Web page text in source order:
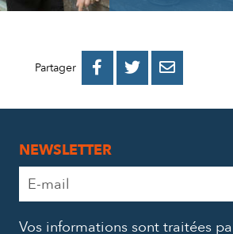
Partager 
PARTAGER
PARTAGER

NEWSLETTER
Adresse
e-
Vos informations sont traitées